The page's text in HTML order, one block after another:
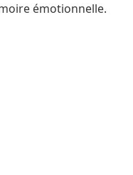
émotionnelle.